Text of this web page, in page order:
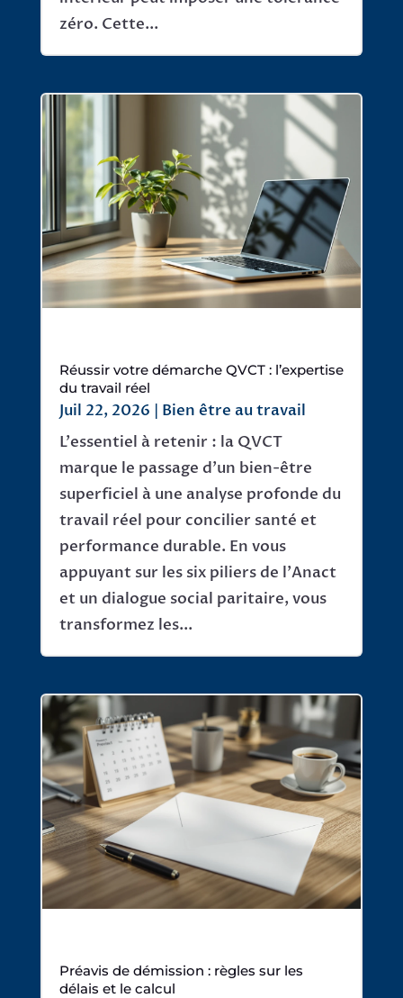
zéro. Cette...
Réussir votre démarche QVCT : l’expertise
du travail réel
Juil 22, 2026 | Bien être au travail
L'essentiel à retenir : la QVCT
marque le passage d'un bien-être
superficiel à une analyse profonde du
travail réel pour concilier santé et
performance durable. En vous
appuyant sur les six piliers de l'Anact
et un dialogue social paritaire, vous
transformez les...
Préavis de démission : règles sur les
délais et le calcul